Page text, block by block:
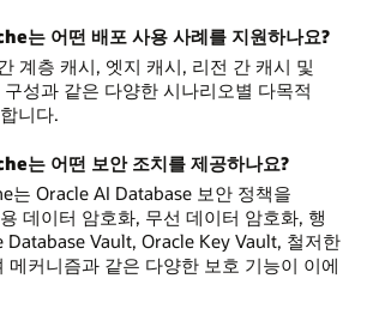
는 어떤 배포 사용 사례를 지원하나요?
계층 캐시, 엣지 캐시, 리전 간 캐시 및
성과 같은 다양한 시나리오별 다목적
니다.
는 어떤 보안 조치를 제공하나요?
는 Oracle AI Database 보안 정책을
데이터 암호화, 무선 데이터 암호화, 행
Database Vault, Oracle Key Vault, 철저한
메커니즘과 같은 다양한 보호 기능이 이에